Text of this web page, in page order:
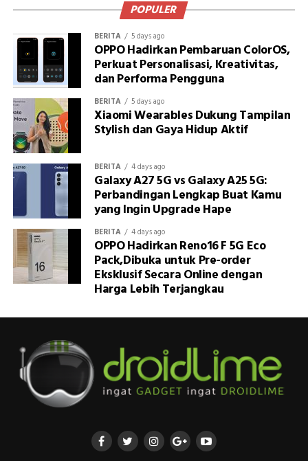
POPULER
BERITA 5 days ago
OPPO Hadirkan Pembaruan ColorOS,
Perkuat Personalisasi, Kreativitas,
dan Performa Pengguna
BERITA 5 days ago
Xiaomi Wearables Dukung Tampilan
Stylish dan Gaya Hidup Aktif
BERITA 4 days ago
Galaxy A27 5G vs Galaxy A25 5G:
Perbandingan Lengkap Buat Kamu
yang Ingin Upgrade Hape
BERITA 4 days ago
OPPO Hadirkan Reno16 F 5G Eco
Pack,Dibuka untuk Pre-order
Eksklusif Secara Online dengan
Harga Lebih Terjangkau